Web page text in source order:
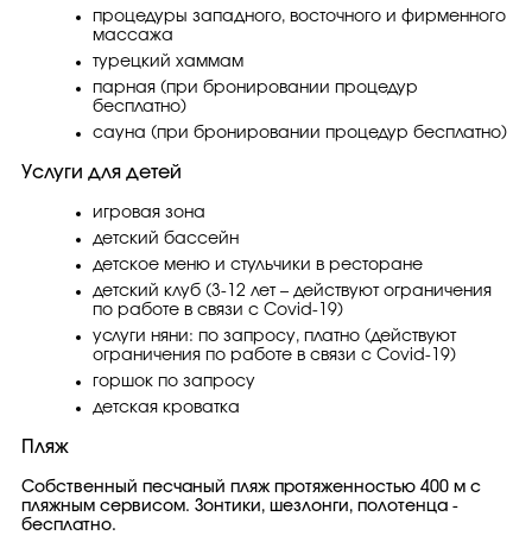
процедуры западного, восточного и фирменного
массажа
турецкий хаммам
парная (при бронировании процедур
бесплатно)
сауна (при бронировании процедур бесплатно)
Услуги для детей
игровая зона
детский бассейн
детское меню и стульчики в ресторане
детский клуб (3-12 лет – действуют ограничения
по работе в связи с Covid-19)
услуги няни: по запросу, платно (действуют
ограничения по работе в связи с Covid-19)
горшок по запросу
детская кроватка
Пляж
Собственный песчаный пляж протяженностью 400 м с
пляжным сервисом. Зонтики, шезлонги, полотенца -
бесплатно.